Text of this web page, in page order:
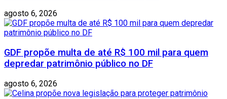
agosto 6, 2026
GDF propõe multa de até R$ 100 mil para quem
depredar patrimônio público no DF
agosto 6, 2026